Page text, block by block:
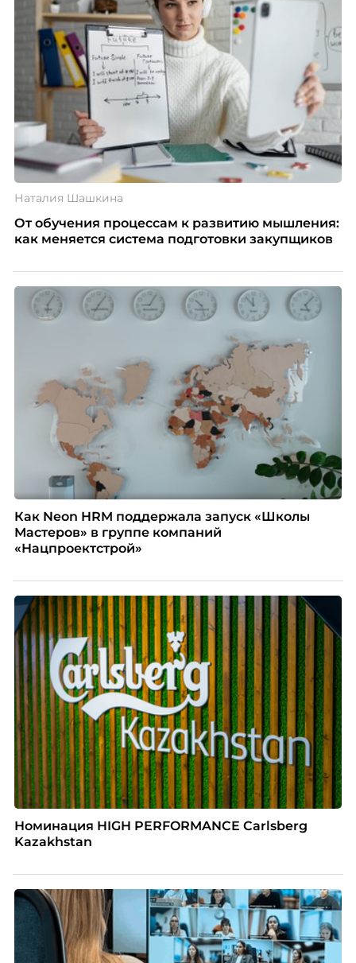
Наталия Шашкина
От обучения процессам к развитию мышления:
как меняется система подготовки закупщиков
Как Neon HRM поддержала запуск «Школы
Мастеров» в группе компаний
«Нацпроектстрой»
Номинация HIGH PERFORMANCE Carlsberg
Kazakhstan